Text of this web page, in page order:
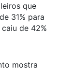
que
31% para
de 42%
mostra